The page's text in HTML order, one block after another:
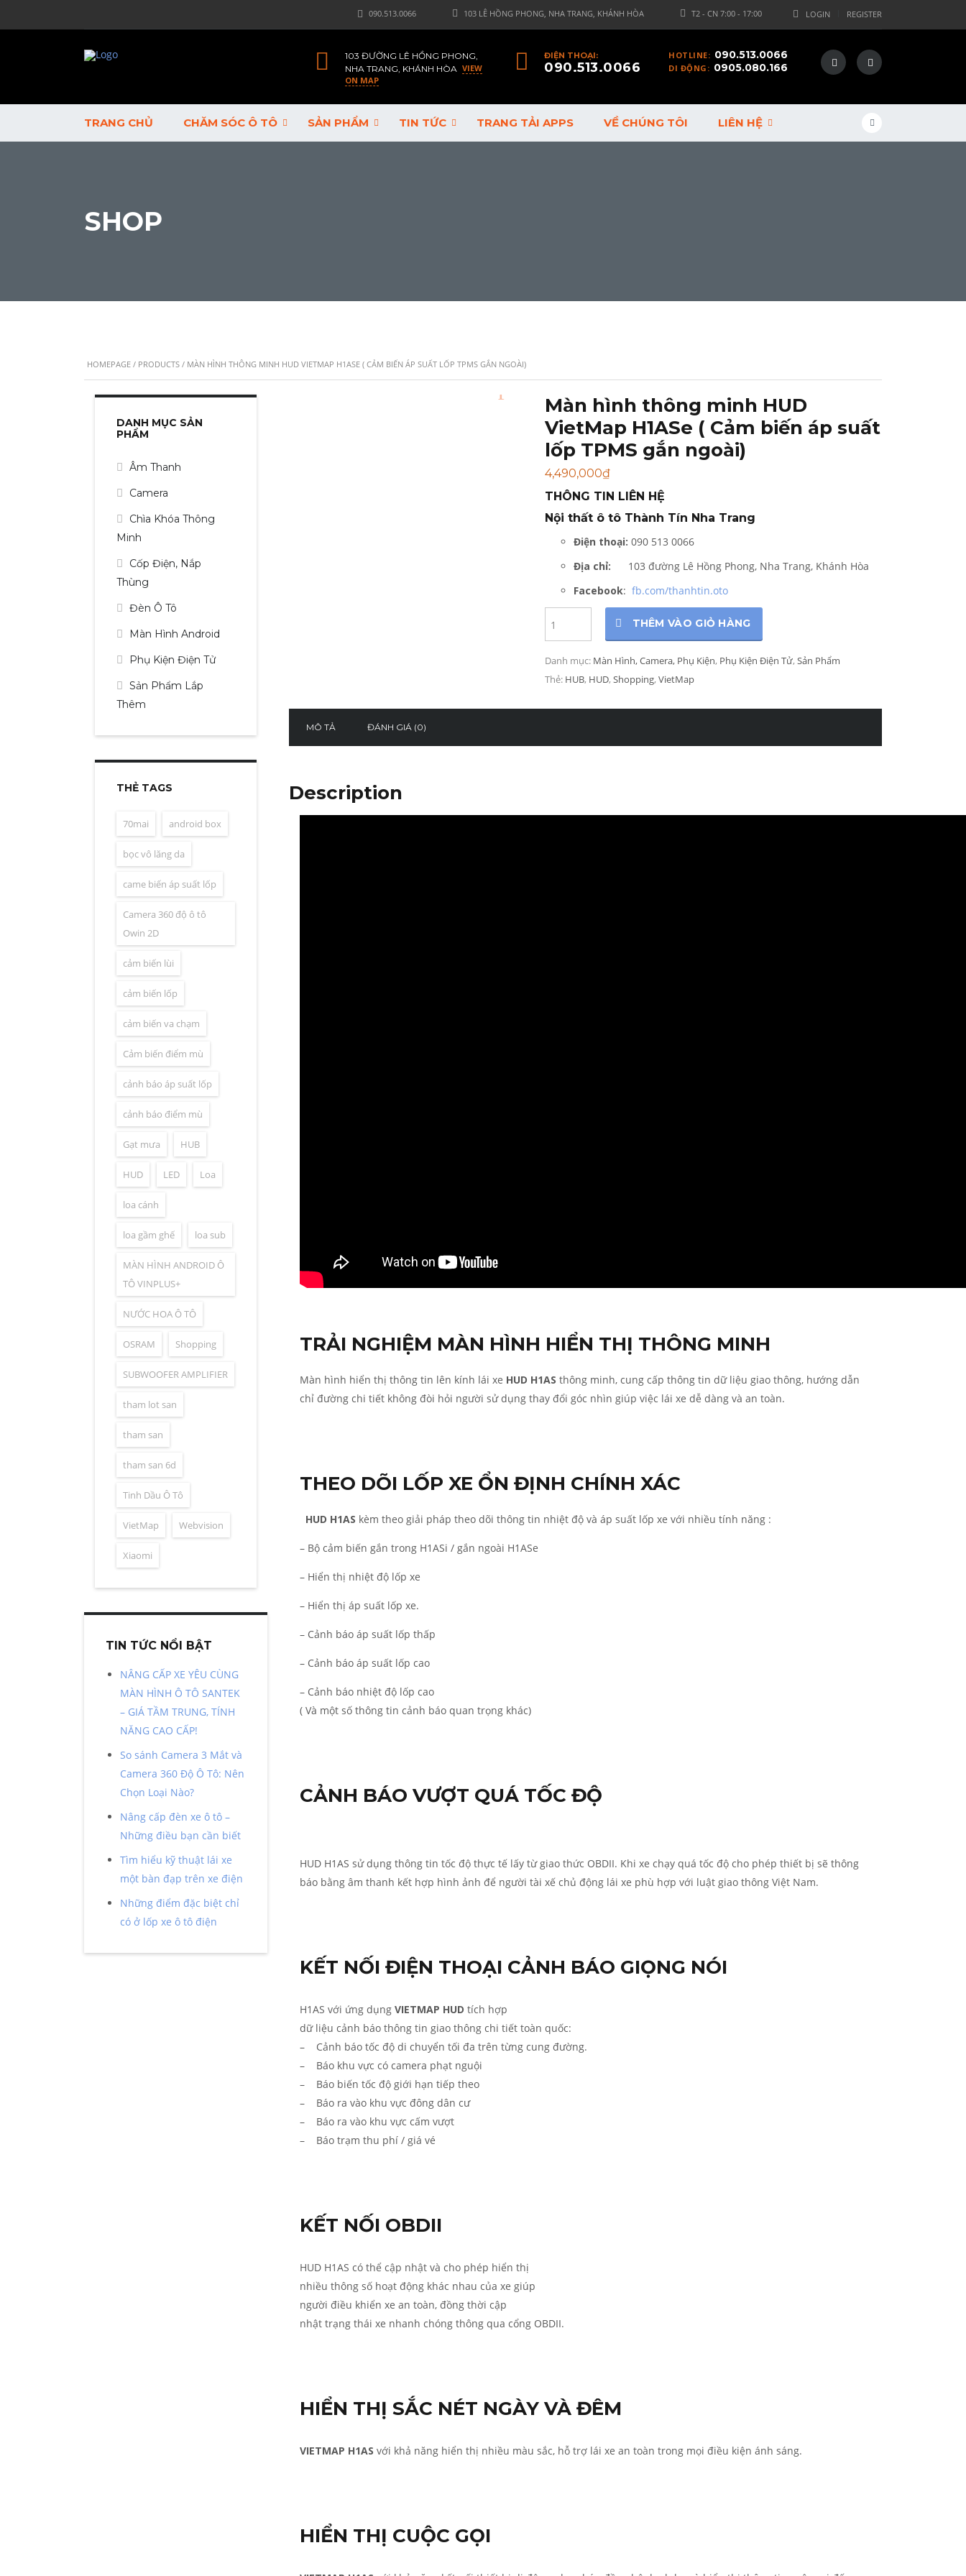
LOGIN REGISTER
T2 - CN 7:00 - 17:00
103 LÊ HỒNG PHONG, NHA TRANG, KHÁNH HÒA
090.513.0066
HOTLINE: 090.513.0066
DI ĐỘNG: 0905.080.166
ĐIỆN THOẠI:
090.513.0066
103 ĐƯỜNG LÊ HỒNG PHONG,
NHA TRANG, KHÁNH HÒA VIEW
ON MAP
TRANG CHỦ CHĂM SÓC Ô TÔ SẢN PHẨM TIN TỨC TRANG TẢI APPS VỀ CHÚNG TÔI LIÊN HỆ
SHOP
HOMEPAGE / PRODUCTS / MÀN HÌNH THÔNG MINH HUD VIETMAP H1ASE ( CẢM BIẾN ÁP SUẤT LỐP TPMS GẮN NGOÀI)
Màn hình thông minh HUD
VietMap H1ASe ( Cảm biến áp suất
lốp TPMS gắn ngoài)
4,490,000₫
THÔNG TIN LIÊN HỆ
Nội thất ô tô Thành Tín Nha Trang
Điện thoại: 090 513 0066
Địa chỉ: 103 đường Lê Hồng Phong, Nha Trang, Khánh Hòa
Facebook:fb.com/thanhtin.oto
THÊM VÀO GIỎ HÀNG
Danh mục: Màn Hình, Camera, Phụ Kiện, Phụ Kiện Điện Tử,Sản Phẩm
Thẻ: HUB, HUD,Shopping,VietMap
MÔ TẢ ĐÁNH GIÁ (0)
Description
TRẢI NGHIỆM MÀN HÌNH HIỂN THỊ THÔNG MINH
Màn hình hiển thị thông tin lên kính lái xe HUD H1AS thông minh, cung cấp thông tin dữ liệu giao thông, hướng dẫn
chỉ đường chi tiết không đòi hỏi người sử dụng thay đổi góc nhìn giúp việc lái xe dễ dàng và an toàn.
THEO DÕI LỐP XE ỔN ĐỊNH CHÍNH XÁC
HUD H1AS kèm theo giải pháp theo dõi thông tin nhiệt độ và áp suất lốp xe với nhiều tính năng :
– Bộ cảm biến gắn trong H1ASi / gắn ngoài H1ASe
– Hiển thị nhiệt độ lốp xe
– Hiển thị áp suất lốp xe.
– Cảnh báo áp suất lốp thấp
– Cảnh báo áp suất lốp cao
– Cảnh báo nhiệt độ lốp cao
( Và một số thông tin cảnh báo quan trọng khác)
CẢNH BÁO VƯỢT QUÁ TỐC ĐỘ
HUD H1AS sử dụng thông tin tốc độ thực tế lấy từ giao thức OBDII. Khi xe chạy quá tốc độ cho phép thiết bị sẽ thông
báo bằng âm thanh kết hợp hình ảnh để người tài xế chủ động lái xe phù hợp với luật giao thông Việt Nam.
KẾT NỐI ĐIỆN THOẠI CẢNH BÁO GIỌNG NÓI
H1AS với ứng dụng VIETMAP HUD tích hợp
dữ liệu cảnh báo thông tin giao thông chi tiết toàn quốc:
– Cảnh báo tốc độ di chuyển tối đa trên từng cung đường.
– Báo khu vực có camera phạt nguội
– Báo biến tốc độ giới hạn tiếp theo
– Báo ra vào khu vực đông dân cư
– Báo ra vào khu vực cấm vượt
– Báo trạm thu phí / giá vé
KẾT NỐI OBDII
HUD H1AS có thể cập nhật và cho phép hiển thị
nhiều thông số hoạt động khác nhau của xe giúp
người điều khiển xe an toàn, đồng thời cập
nhật trạng thái xe nhanh chóng thông qua cổng OBDII.
HIỂN THỊ SẮC NÉT NGÀY VÀ ĐÊM
VIETMAP H1AS với khả năng hiển thị nhiều màu sắc, hỗ trợ lái xe an toàn trong mọi điều kiện ánh sáng.
HIỂN THỊ CUỘC GỌI
DANH MỤC SẢN
PHẨM
Âm Thanh
Camera
Chìa Khóa Thông
Minh
Cốp Điện, Nắp
Thùng
Đèn Ô Tô
Màn Hình Android
Phụ Kiện Điện Tử
Sản Phẩm Lắp
Thêm
THẺ TAGS
70mai android box
bọc vô lăng da
came biến áp suất lốp
Camera 360 độ ô tô
Owin 2D
cảm biến lùi
cảm biến lốp
cảm biến va chạm
Cảm biến điểm mù
cảnh báo áp suất lốp
cảnh báo điểm mù
Gạt mưa HUB
HUD LED Loa
loa cánh
loa gầm ghế loa sub
MÀN HÌNH ANDROID Ô
TÔ VINPLUS+
NƯỚC HOA Ô TÔ
OSRAM Shopping
SUBWOOFER AMPLIFIER
tham lot san
tham san
tham san 6d
Tinh Dầu Ô Tô
VietMap Webvision
Xiaomi
TIN TỨC NỔI BẬT
NÂNG CẤP XE YÊU CÙNG
MÀN HÌNH Ô TÔ SANTEK
– GIÁ TẦM TRUNG, TÍNH
NĂNG CAO CẤP!
So sánh Camera 3 Mắt và
Camera 360 Độ Ô Tô: Nên
Chọn Loại Nào?
Nâng cấp đèn xe ô tô –
Những điều bạn cần biết
Tìm hiểu kỹ thuật lái xe
một bàn đạp trên xe điện
Những điểm đặc biệt chỉ
có ở lốp xe ô tô điện